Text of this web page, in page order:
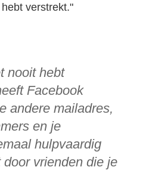
verstrekt."
nooit hebt
Facebook
andere mailadres,
en je
hulpvaardig
vrienden die je